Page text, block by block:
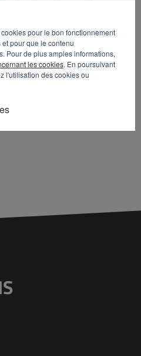
pour le bon fonctionnement
pour que le contenu
Pour de plus amples informations,
les cookies. En poursuivant
l'utilisation des cookies ou